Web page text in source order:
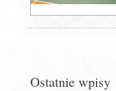
Ostatnie wpisy